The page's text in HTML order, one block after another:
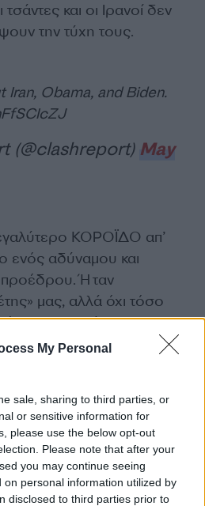
My Personal
sale, sharing to third parties, or
or sensitive information for
please use the below opt-out
Please note that after your
you may continue seeing
on personal information utilized by
disclosed to third parties prior to
και οι Ιρανοί δεν
την τύχη τους.
Iran, Obama, and Biden.
(@clashreport) May
ΚΟΡΟΪΔΟ απ’
αδύναμου και
προέδρου. Ήταν
μας, αλλά όχι τόσο
Τζο Μπάιντεν!
μάς κοροϊδεύουν, μας
στους δρόμους,
και πρόσφατα
άοπλους
με τη χώρα μας που